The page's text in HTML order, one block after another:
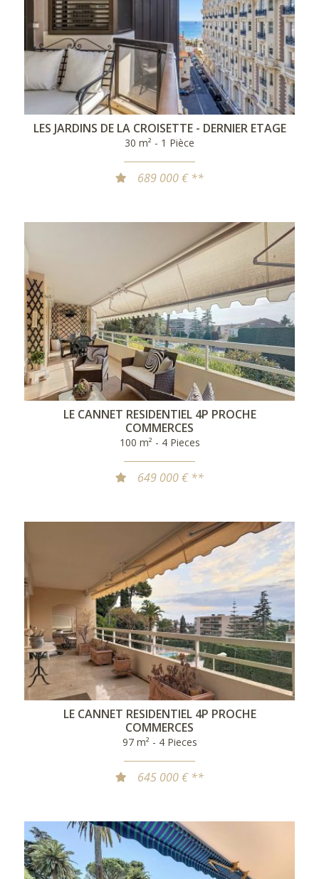
LES JARDINS DE LA CROISETTE - DERNIER ETAGE
30 m² - 1 Pièce
689 000 € **
LE CANNET RESIDENTIEL 4P PROCHE
COMMERCES
100 m² - 4 Pieces
649 000 € **
LE CANNET RESIDENTIEL 4P PROCHE
COMMERCES
97 m² - 4 Pieces
645 000 € **